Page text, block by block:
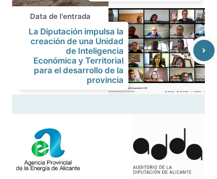
Data de l'entrada
La Diputación impulsa la
creación de una Unidad
de Inteligencia
Económica y Territorial
para el desarrollo de la
provincia